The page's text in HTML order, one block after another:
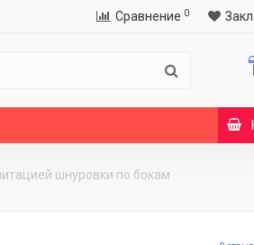
Сравнение 0
шнуровки по бокам